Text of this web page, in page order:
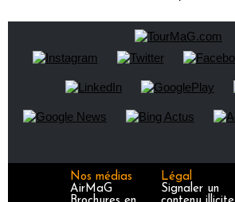
Nos médias
AirMaG
Légal
Signaler un